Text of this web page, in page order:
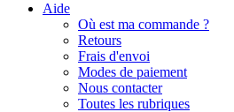
Aide
Où est ma commande ?
Retours
Frais d'envoi
Modes de paiement
Nous contacter
Toutes les rubriques